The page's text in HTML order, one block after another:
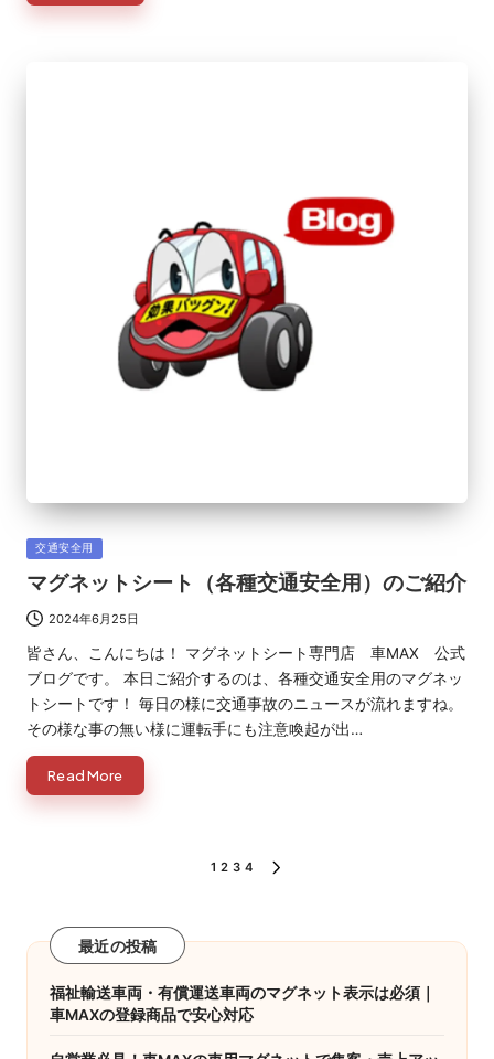
Posted
交通安全用
マグネットシート（各種交通安全用）のご紹介
2024年6月25日
皆さん、こんにちは！ マグネットシート専門店 車MAX 公式
ブログです。 本日ご紹介するのは、各種交通安全用のマグネッ
トシートです！ 毎日の様に交通事故のニュースが流れますね。
その様な事の無い様に運転手にも注意喚起が出…
Read More
の
ペ
ー
1 2 3 4
最近の投稿
福祉輸送車両・有償運送車両のマグネット表示は必須｜
車MAXの登録商品で安心対応